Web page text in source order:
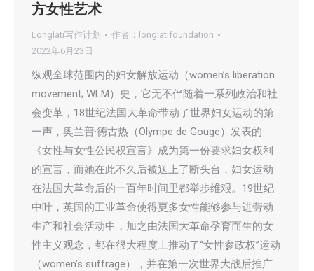
方女性艺术
Longlati写作计划 作者：
longlatifoundation
2022年6月23日
纵观全球范围内的妇女解放运动（women’s liberation
movement; WLM）史，它无不伴随着一系列政治和社
会变革，18世纪法国大革命带动了世界妇女运动的第
一声，奥兰普·德古热（Olympe de Gouge）发表的
《女性与女性公民权宣言》成为第一份要求妇女权利
的宣言，而她在此不久后被送上了断头台，妇女运动
在法国大革命后的一百年时间里都举步维艰。19世纪
中叶，英国的工业革命使得更多女性能够参与进劳动
生产和社会活动中，加之由法国大革命孕育而生的女
性主义观念，都在很大程度上推动了“女性参政权”运动
（women’s suffrage），并在第一次世界大战后推广